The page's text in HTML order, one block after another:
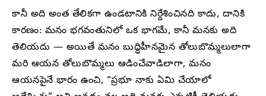
కానీ అది అంత తేలికగా ఉండటానికి నిర్దేశించినది కాదు, దానికి
కారణం: మనం భగవంతునిలో ఒక భాగమే, కానీ మనకు అది
తెలియదు — అయితే మనం బుద్ధిహీనమైన తోలుబొమ్మలులాగా
మరి ఆయన తోలుబొమ్మలు ఆడించేవాడిలాగా, మనం
ఆయనపైనే భారం ఉంచి, “ప్రభూ నాకు ఏమి చేయాలో